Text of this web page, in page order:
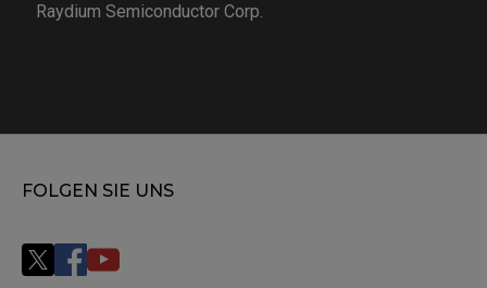
Raydium Semiconductor Corp.
FOLGEN SIE UNS